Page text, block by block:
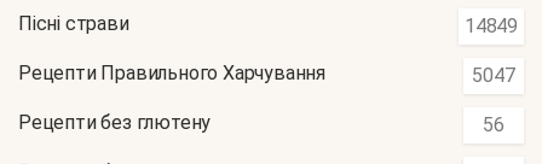
Пісні страви 14849
Рецепти Правильного Харчування 5047
Рецепти без глютену 56